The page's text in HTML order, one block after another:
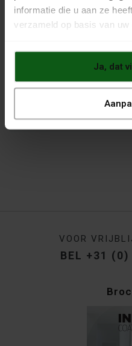
informatie die u aan ze
verzameld op basis van uw
Ja, dat
Topcoat 1K Pro
Roller
VOOR
BEL +31